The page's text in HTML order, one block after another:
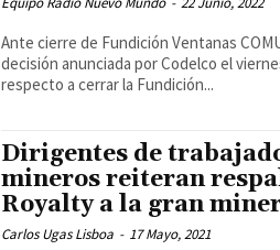
Ante cierre de Fundición Ventanas
decisión anunciada por Codelco el
respecto a cerrar la Fundición...
Dirigentes de
mineros reiteran
Royalty a la gran
Carlos Ugas Lisboa - 17 Mayo, 2021